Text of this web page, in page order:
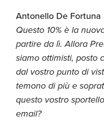
Antonello De Fortuna
Questo 10% è la
partire da lì. Allora
siamo ottimisti, posto
dal vostro punto di
temono di più e
questo vostro
email?